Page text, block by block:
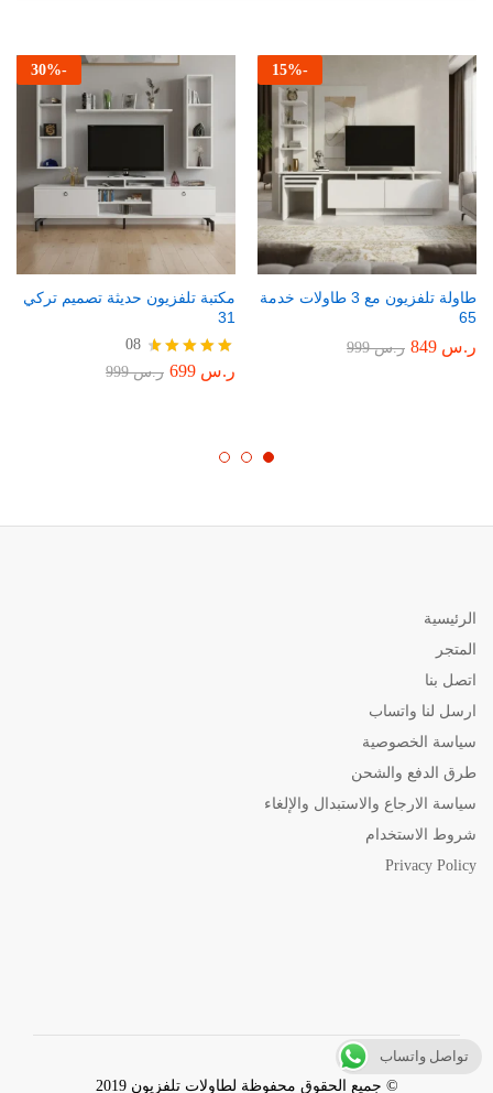
-
15%
طاولة تلفزيون مع 3 طاولات خدمة
65
ر.س ر.س999
-
30%
مكتبة تلفزيون حديثة تصميم تركي
31
تم التقييم
08
ر.س ر.س999
الرئيسية
المتجر
اتصل بنا
ارسل لنا واتساب
سياسة الخصوصية
طرق الدفع والشحن
سياسة الارجاع والاستبدال والإلغاء
شروط الاستخدام
Privacy Policy
© جميع الحقوق محفوظة لطاولات تلفزيون 2019
تواصل واتساب